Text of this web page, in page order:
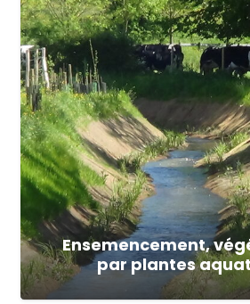
Ensemencement,
par plantes